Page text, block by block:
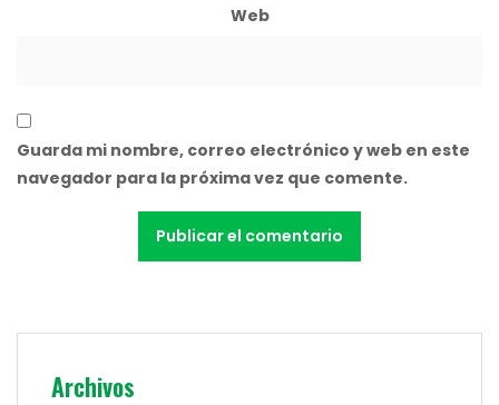
Web
Guarda mi nombre, correo electrónico y web en este
navegador para la próxima vez que comente.
Archivos